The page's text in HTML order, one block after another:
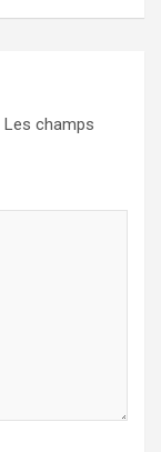
Les champs